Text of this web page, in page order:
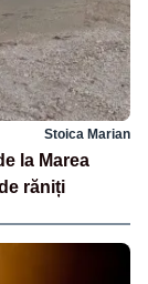
Stoica Marian
la Marea
răniți